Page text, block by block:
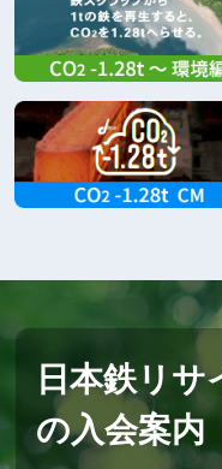
日本鉄リ
の入会案内